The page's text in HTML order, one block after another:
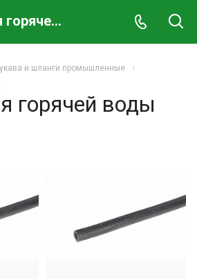
Рукава для горячей воды
и шланги промышленные
горячей воды